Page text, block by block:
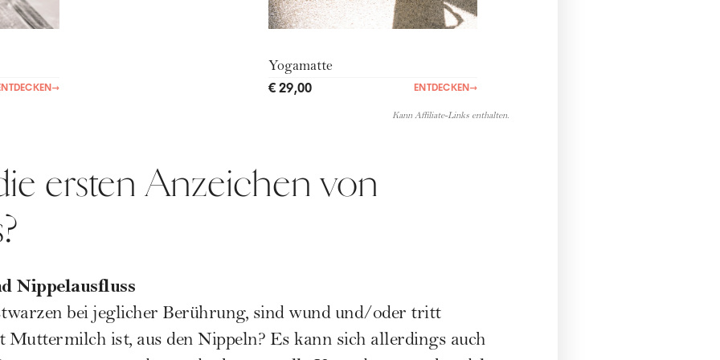
→
Yogamatte
€ 29,00 ENTDECKEN→
Kann Affiliate-Links enthalten.
ersten Anzeichen von
Nippelausfluss
bei jeglicher Berührung, sind wund und/oder tritt
Muttermilch ist, aus den Nippeln? Es kann sich allerdings auch